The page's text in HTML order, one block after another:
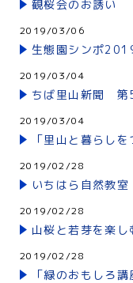
観桜会のお誘い
2019/03/06
生態園シンポ
2019/03/04
ちば里山新聞
2019/03/04
「里山と暮らし
2019/02/28
いちはら自然教
2019/02/28
山桜と若芽を楽
2019/02/28
「緑のおもしろ